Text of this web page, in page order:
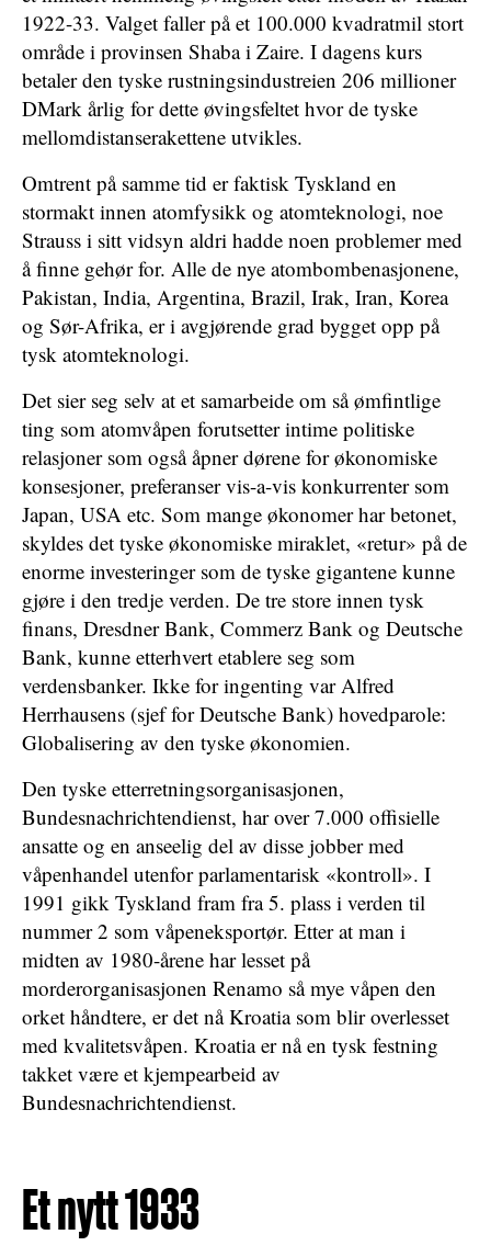
1922-33. Valget faller på et 100.000 kvadratmil stort
område i provinsen Shaba i Zaire. I dagens kurs
betaler den tyske rustningsindustreien 206 millioner
DMark årlig for dette øvingsfeltet hvor de tyske
mellomdistanserakettene utvikles.
Omtrent på samme tid er faktisk Tyskland en
stormakt innen atomfysikk og atomteknologi, noe
Strauss i sitt vidsyn aldri hadde noen problemer med
å finne gehør for. Alle de nye atombombenasjonene,
Pakistan, India, Argentina, Brazil, Irak, Iran, Korea
og Sør-Afrika, er i avgjørende grad bygget opp på
tysk atomteknologi.
Det sier seg selv at et samarbeide om så ømfintlige
ting som atomvåpen forutsetter intime politiske
relasjoner som også åpner dørene for økonomiske
konsesjoner, preferanser vis-a-vis konkurrenter som
Japan, USA etc. Som mange økonomer har betonet,
skyldes det tyske økonomiske miraklet, «retur» på de
enorme investeringer som de tyske gigantene kunne
gjøre i den tredje verden. De tre store innen tysk
finans, Dresdner Bank, Commerz Bank og Deutsche
Bank, kunne etterhvert etablere seg som
verdensbanker. Ikke for ingenting var Alfred
Herrhausens (sjef for Deutsche Bank) hovedparole:
Globalisering av den tyske økonomien.
Den tyske etterretningsorganisasjonen,
Bundesnachrichtendienst, har over 7.000 offisielle
ansatte og en anseelig del av disse jobber med
våpenhandel utenfor parlamentarisk «kontroll». I
1991 gikk Tyskland fram fra 5. plass i verden til
nummer 2 som våpeneksportør. Etter at man i
midten av 1980-årene har lesset på
morderorganisasjonen Renamo så mye våpen den
orket håndtere, er det nå Kroatia som blir overlesset
med kvalitetsvåpen. Kroatia er nå en tysk festning
takket være et kjempearbeid av
Bundesnachrichtendienst.
Et nytt 1933